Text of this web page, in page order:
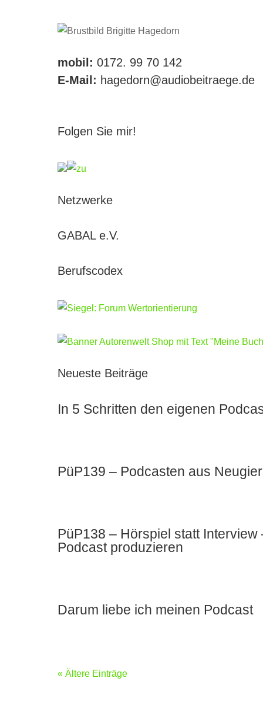
mobil: 0172. 99 70 142
E-Mail: hagedorn@audiobeitraege.de
Folgen Sie mir!
Netzwerke
GABAL e.V.
Berufscodex
Neueste Beiträge
In 5 Schritten den eigenen
PüP139 – Podcasten aus
PüP138 – Hörspiel statt
Podcast produzieren
Darum liebe ich meinen Podcast
« Ältere Einträge